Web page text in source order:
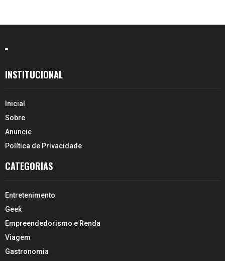
INSTITUCIONAL
Inicial
Sobre
Anuncie
Política de Privacidade
CATEGORIAS
Entretenimento
Geek
Empreendedorismo e Renda
Viagem
Gastronomia